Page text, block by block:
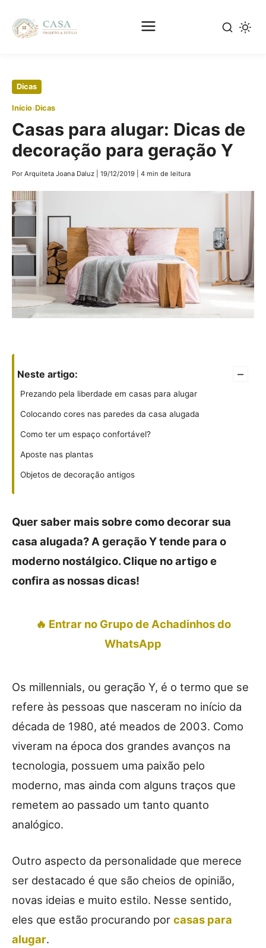
Pular
conteúdo
principal
Dicas
Início›Dicas
Casas para alugar: Dicas de
decoração para geração Y
Por Arquiteta Joana Daluz 19/12/2019 4 min de leitura
Neste artigo: –
Prezando pela liberdade em casas para alugar
Colocando cores nas paredes da casa alugada
Como ter um espaço confortável?
Aposte nas plantas
Objetos de decoração antigos
Quer saber mais sobre como decorar sua
casa alugada? A geração Y tende para o
moderno nostálgico. Clique no artigo e
confira as nossas dicas!
🔥 Entrar no Grupo de Achadinhos do
WhatsApp
Os millennials, ou geração Y, é o termo que se
refere às pessoas que nasceram no início da
década de 1980, até meados de 2003. Como
viveram na época dos grandes avanços na
tecnologia, possuem uma paixão pelo
moderno, mas ainda com alguns traços que
remetem ao passado um tanto quanto
analógico.
Outro aspecto da personalidade que merece
ser destacado é que são cheios de opinião,
novas ideias e muito estilo. Nesse sentido,
eles que estão procurando por casas para
alugar.